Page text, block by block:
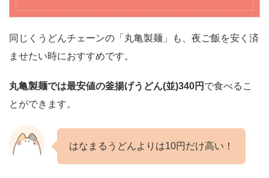
同じくうどんチェーンの「丸亀製麺」も、夜ご飯を安く済
ませたい時におすすめです。
丸亀製麺では最安値の釜揚げうどん(並)340円 で食べるこ
とができます。
はなまるうどんよりは10円だけ高い！